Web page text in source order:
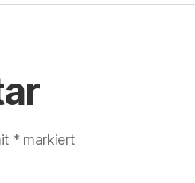
* markiert